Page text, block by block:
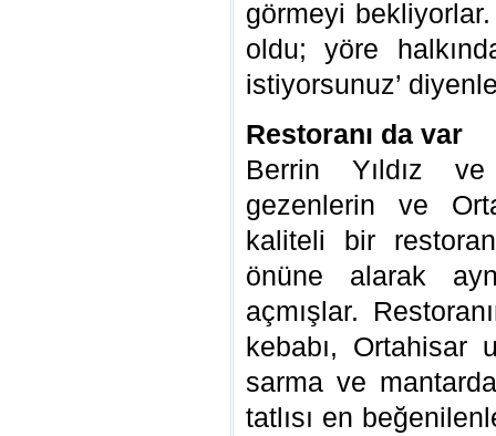
görmeyi bekliyorlar.
oldu; yöre
istiyorsunuz’
Restoranı da var
Berrin Yıldız
gezenlerin ve
kaliteli bir
önüne alarak
açmışlar.
kebabı, Ortahisar
sarma ve
tatlısı en